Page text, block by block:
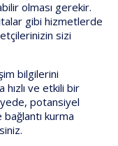
olması gerekir.
gibi hizmetlerde
sizi
bilgilerini
ve etkili bir
potansiyel
kurma